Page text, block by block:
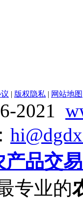
| 版权隐私 | 网站地图
2021
产品交
专业的